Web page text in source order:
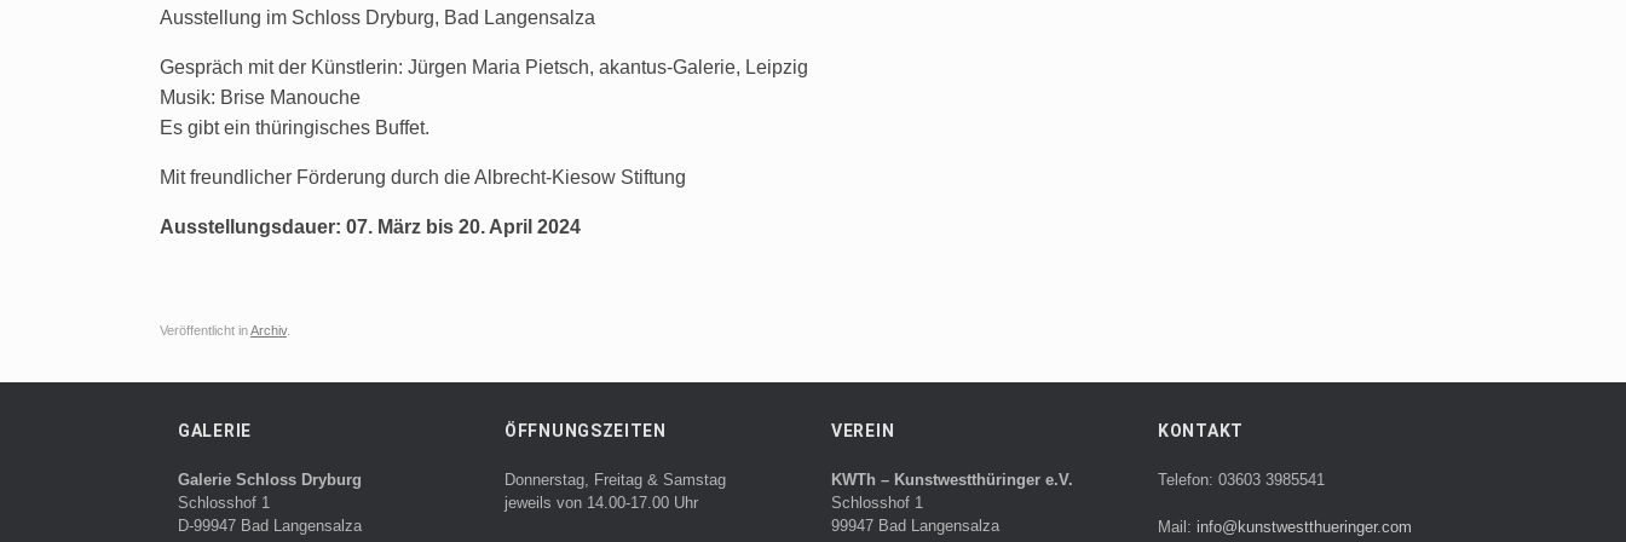
Ausstellung im Schloss Dryburg, Bad Langensalza
Gespräch mit der Künstlerin: Jürgen Maria Pietsch, akantus-Galerie, Leipzig
Musik: Brise Manouche
Es gibt ein thüringisches Buffet.
Mit freundlicher Förderung durch die Albrecht-Kiesow Stiftung
Ausstellungsdauer: 07. März bis 20. April 2024
Veröffentlicht inArchiv.
GALERIE
Galerie Schloss Dryburg
Schlosshof 1
D-99947 Bad Langensalza
ÖFFNUNGSZEITEN
Donnerstag, Freitag & Samstag
jeweils von 14.00-17.00 Uhr
VEREIN
KWTh – Kunstwestthüringer e.V.
Schlosshof 1
99947 Bad Langensalza
KONTAKT
Telefon: 03603 3985541
Mail: info@kunstwestthueringer.com